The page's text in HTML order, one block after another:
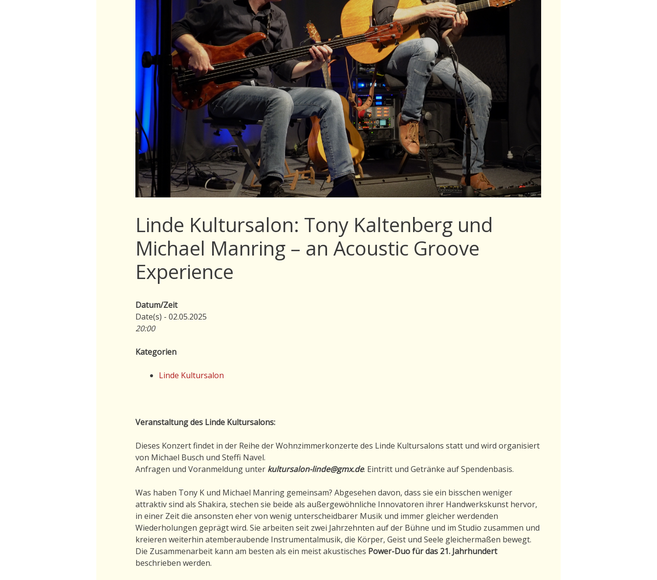
Linde Kultursalon: Tony Kaltenberg und
Michael Manring – an Acoustic Groove
Experience
Datum/Zeit
Date(s) - 02.05.2025
20:00
Kategorien
Linde Kultursalon
Veranstaltung des Linde Kultursalons:
Dieses Konzert findet in der Reihe der Wohnzimmerkonzerte des Linde Kultursalons statt und wird organisiert
von Michael Busch und Steffi Navel.
Anfragen und Voranmeldung unter kultursalon-linde@gmx.de. Eintritt und Getränke auf Spendenbasis.
Was haben Tony K und Michael Manring gemeinsam? Abgesehen davon, dass sie ein bisschen weniger
attraktiv sind als Shakira, stechen sie beide als außergewöhnliche Innovatoren ihrer Handwerkskunst hervor,
in einer Zeit die ansonsten eher von wenig unterscheidbarer Musik und immer gleicher werdenden
Wiederholungen geprägt wird. Sie arbeiten seit zwei Jahrzehnten auf der Bühne und im Studio zusammen und
kreieren weiterhin atemberaubende Instrumentalmusik, die Körper, Geist und Seele gleichermaßen bewegt.
Die Zusammenarbeit kann am besten als ein meist akustisches Power-Duo für das 21. Jahrhundert
beschrieben werden.